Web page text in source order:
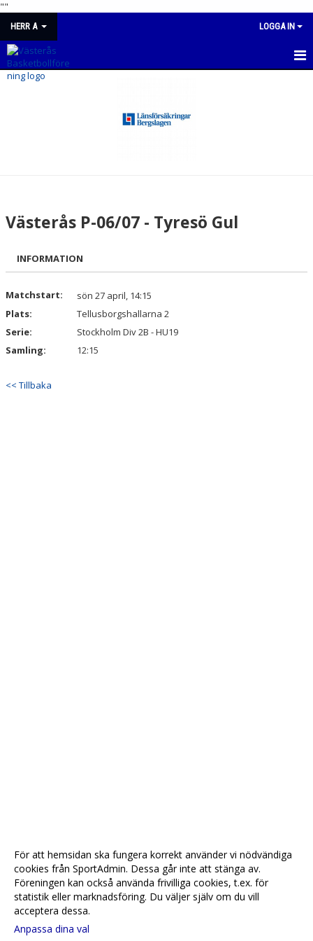
""
HERR A LOGGA IN
HERR U
DOKUMENT
KONTAKT
Västerås P-06/07 - Tyresö Gul
INFORMATION
Matchstart:
sön 27 april, 14:15
Plats:
Tellusborgshallarna 2
Serie:
Stockholm Div 2B - HU19
Samling:
12:15
<< Tillbaka
För att hemsidan ska fungera korrekt använder vi nödvändiga
cookies från SportAdmin. Dessa går inte att stänga av.
Föreningen kan också använda frivilliga cookies, t.ex. för
statistik eller marknadsföring. Du väljer själv om du vill
acceptera dessa.
Anpassa dina val